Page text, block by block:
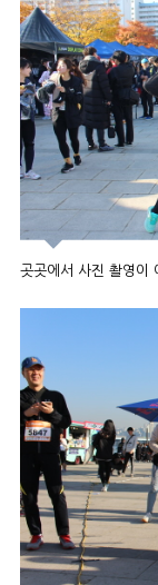
곳곳에서 사진 촬영이